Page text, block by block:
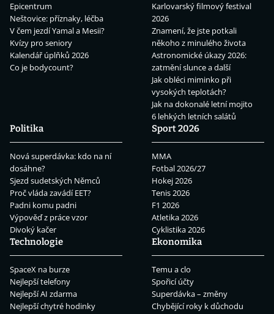
Epicentrum
Neštovice: příznaky, léčba
V čem jezdí Yamal a Mesii?
Kvízy pro seniory
Kalendář úplňků 2026
Co je bodycount?
Karlovarský filmový festival
2026
Znamení, že jste potkali
někoho z minulého života
Astronomické úkazy 2026:
zatmění slunce a další
Jak obléci miminko při
vysokých teplotách?
Jak na dokonalé letní mojito
6 lehkých letních salátů
Politika
Nová superdávka: kdo na ní
dosáhne?
Sjezd sudetských Němců
Proč vláda zavádí EET?
Padni komu padni
Výpověď z práce vzor
Divoký kačer
Sport 2026
MMA
Fotbal 2026/27
Hokej 2026
Tenis 2026
F1 2026
Atletika 2026
Cyklistika 2026
Technologie
SpaceX na burze
Nejlepší telefony
Nejlepší AI zdarma
Nejlepší chytré hodinky
Ekonomika
Temu a clo
Spořicí účty
Superdávka – změny
Chybějící roky k důchodu